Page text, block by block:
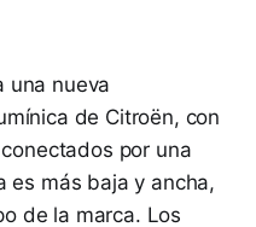
una nueva
de Citroën, con
por una
es más baja y ancha,
de la marca. Los